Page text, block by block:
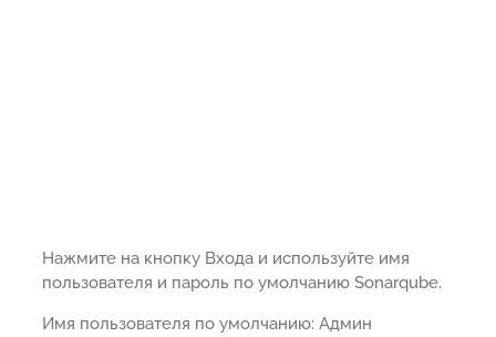
Нажмите на кнопку Входа и используйте имя
пользователя и пароль по умолчанию Sonarqube.
Имя пользователя по умолчанию: Админ